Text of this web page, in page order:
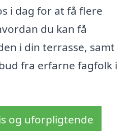
i dag for at få flere
du kan få
i din terrasse, samt
fra erfarne fagfolk i
og uforpligtende